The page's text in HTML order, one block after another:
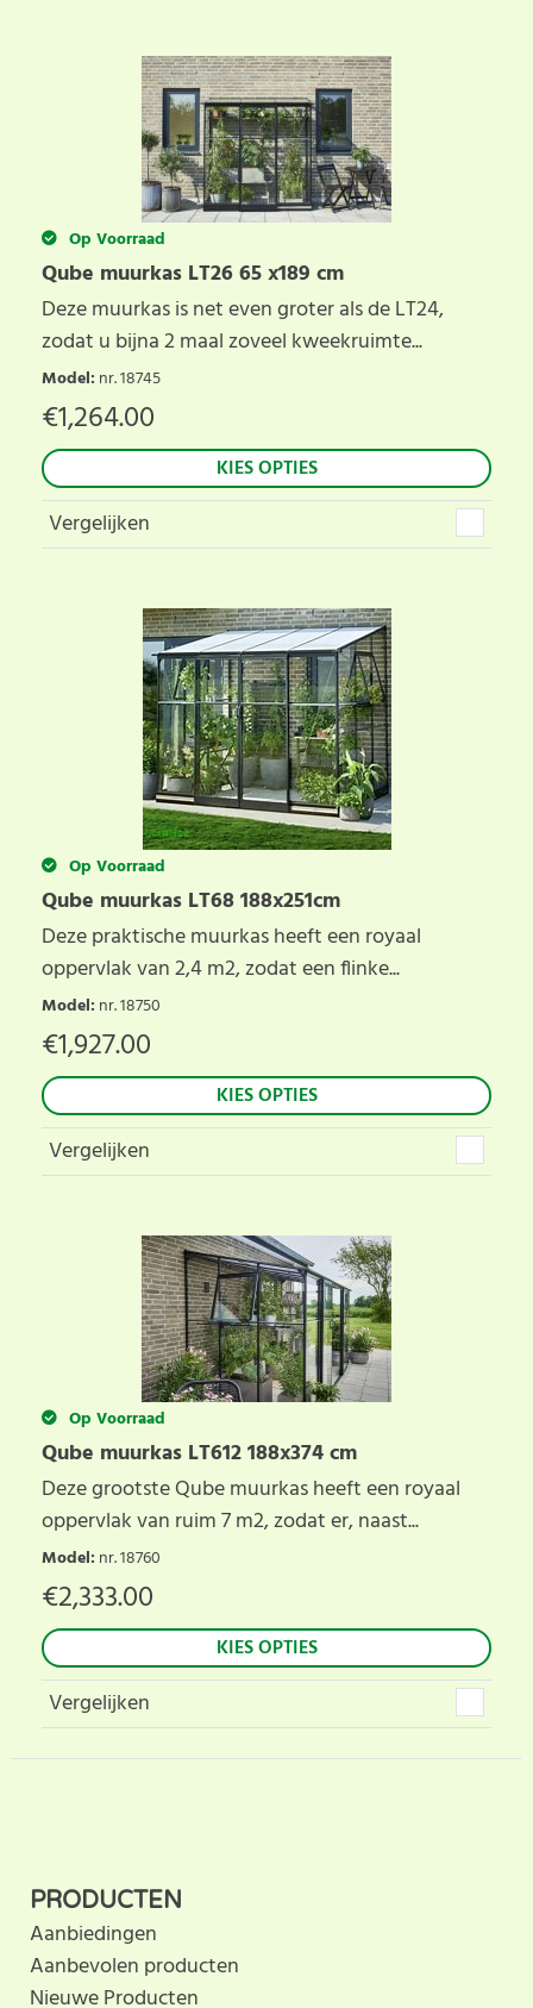
Op Voorraad
Qube muurkas LT26 65 x189 cm
Deze muurkas is net even groter als de LT24,
zodat u bijna 2 maal zoveel kweekruimte...
Model: nr. 18745
€1,264.00
KIES OPTIES
Vergelijken
Op Voorraad
Qube muurkas LT68 188x251cm
Deze praktische muurkas heeft een royaal
oppervlak van 2,4 m2, zodat een flinke...
Model: nr. 18750
€1,927.00
KIES OPTIES
Vergelijken
Op Voorraad
Qube muurkas LT612 188x374 cm
Deze grootste Qube muurkas heeft een royaal
oppervlak van ruim 7 m2, zodat er, naast...
Model: nr. 18760
€2,333.00
KIES OPTIES
Vergelijken
PRODUCTEN
Aanbiedingen
Aanbevolen producten
Nieuwe Producten